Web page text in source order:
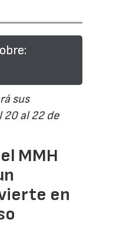
sus
20 al 22 de
MMH
en